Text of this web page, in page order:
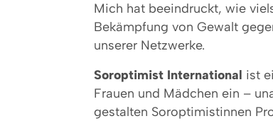
Mich hat beeindruckt, wie
Bekämpfung von Gewalt
unserer Netzwerke.
Soroptimist International ist
Frauen und Mädchen ein –
gestalten Soroptimistinnen